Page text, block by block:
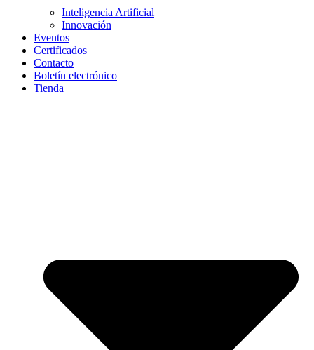
Inteligencia Artificial
Innovación
Eventos
Certificados
Contacto
Boletín electrónico
Tienda